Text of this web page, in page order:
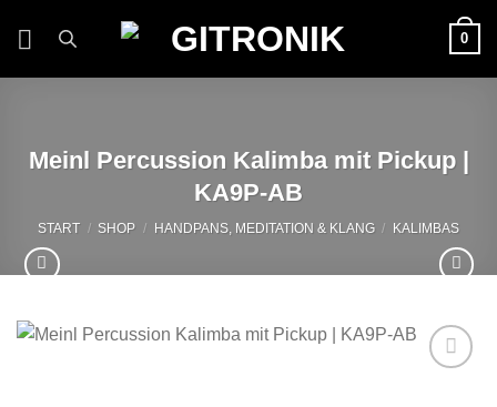
0
Meinl Percussion Kalimba mit Pickup |
KA9P-AB
START / SHOP / HANDPANS, MEDITATION & KLANG / KALIMBAS